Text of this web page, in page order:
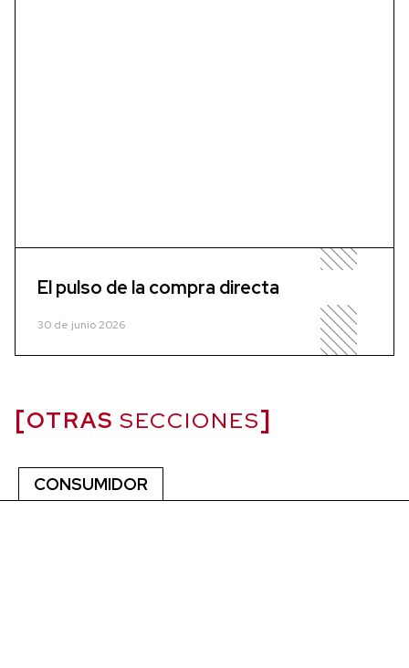
El pulso de la compra directa
30 de junio 2026
OTRAS SECCIONES
CONSUMIDOR